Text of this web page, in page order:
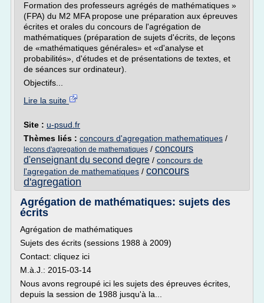
Formation des professeurs agrégés de mathématiques »
(FPA) du M2 MFA propose une préparation aux épreuves
écrites et orales du concours de l'agrégation de
mathématiques (préparation de sujets d'écrits, de leçons
de «mathématiques générales» et «d'analyse et
probabilités», d'études et de présentations de textes, et
de séances sur ordinateur).
Objectifs...
Lire la suite
Site : u-psud.fr
Thèmes liés : concours d'agregation mathematiques /
lecons d'agregation de mathematiques / concours
d'enseignant du second degre / concours de
l'agregation de mathematiques / concours
d'agregation
Agrégation de mathématiques: sujets des
écrits
Agrégation de mathématiques
Sujets des écrits (sessions 1988 à 2009)
Contact: cliquez ici
M.à.J.: 2015-03-14
Nous avons regroupé ici les sujets des épreuves écrites,
depuis la session de 1988 jusqu'à la...